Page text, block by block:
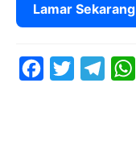
Lamar Sekarang